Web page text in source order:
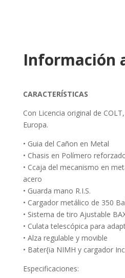
Información
CARACTERÍSTICAS
Con Licencia original de
Europa.
• Guia del Cañon en Metal
• Chasis en Polímero
• Ccaja del mecanismo en
acero
• Guarda mano R.I.S.
• Cargador metálico de 350
• Sistema de tiro Ajustable
• Culata telescópica para
• Alza regulable y movible
• Bater{ia NIMH y cargador
Especificaciones: